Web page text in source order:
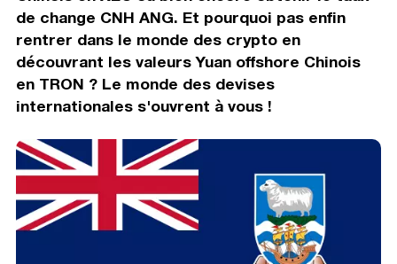
de change CNH ANG. Et pourquoi pas enfin
rentrer dans le monde des crypto en
découvrant les valeurs Yuan offshore Chinois
en TRON ? Le monde des devises
internationales s'ouvrent à vous !